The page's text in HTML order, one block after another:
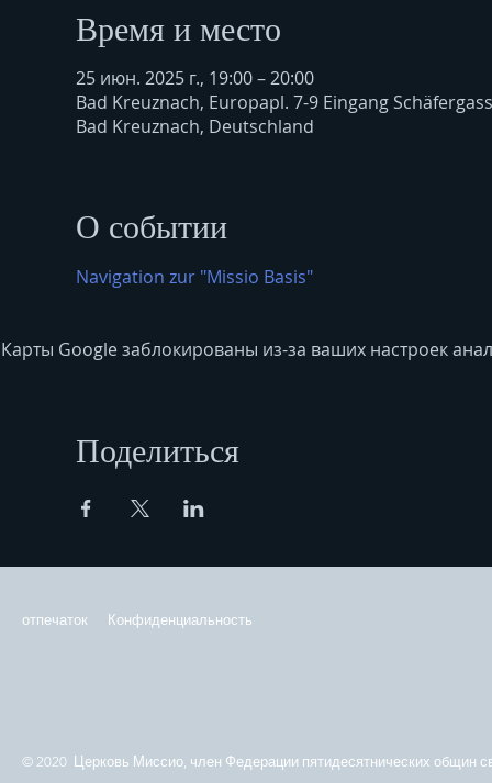
Время и место
25 июн. 2025 г., 19:00 – 20:00
Bad Kreuznach, Europapl. 7-9 Eingang
Bad Kreuznach, Deutschland
О событии
Navigation zur "Missio Basis"
Карты Google заблокированы из-за ваших настроек
Поделиться
отпечаток Конфиденциальность
© 2020 Церковь Миссио, член Федерации пятидесятнических общин